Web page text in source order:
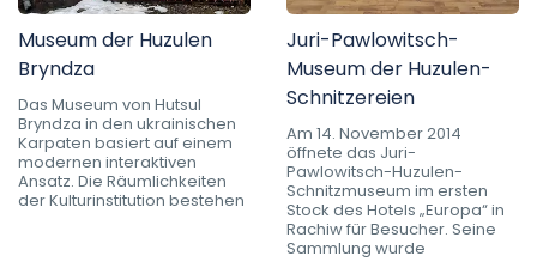
Museum der Huzulen
Bryndza
Das Museum von Hutsul
Bryndza in den ukrainischen
Karpaten basiert auf einem
modernen interaktiven
Ansatz. Die Räumlichkeiten
der Kulturinstitution bestehen
Juri-Pawlowitsch-
Museum der Huzulen-
Schnitzereien
Am 14. November 2014
öffnete das Juri-
Pawlowitsch-Huzulen-
Schnitzmuseum im ersten
Stock des Hotels „Europa“ in
Rachiw für Besucher. Seine
Sammlung wurde